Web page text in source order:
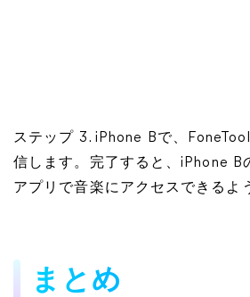
ステップ 3. iPhone Bで、
信します。完了すると、iPhone B
アプリで音楽にアクセスできるよ
まとめ